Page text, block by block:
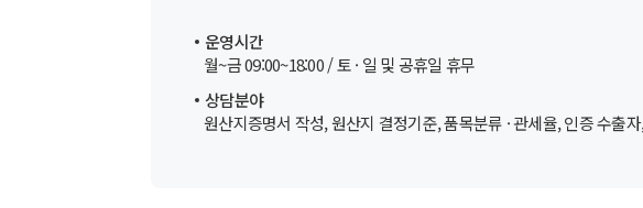
운영시간
월~금 09:00~18:00 / 토 · 일 및 공휴일 휴무
상담분야
원산지증명서 작성, 원산지 결정기준, 품목분류 · 관세율, 인증 수출